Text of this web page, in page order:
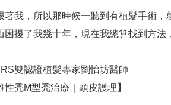
我，所以那時候一聽到有植髮手術
擾了我幾十年，現在我總算找到方法
雙認證植髮專家劉怡坊醫師
禿M型禿治療｜頭皮護理】